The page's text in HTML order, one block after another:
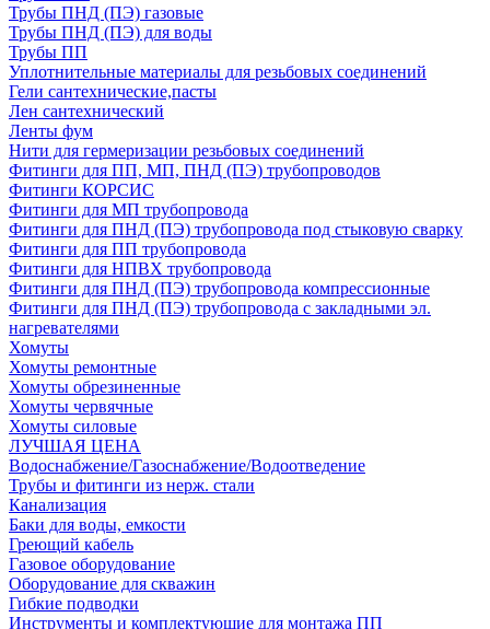
Трубы ПНД (ПЭ) газовые
Трубы ПНД (ПЭ) для воды
Трубы ПП
Уплотнительные материалы для резьбовых соединений
Гели сантехнические,пасты
Лен сантехнический
Ленты фум
Нити для гермеризации резьбовых соединений
Фитинги для ПП, МП, ПНД (ПЭ) трубопроводов
Фитинги КОРСИС
Фитинги для МП трубопровода
Фитинги для ПНД (ПЭ) трубопровода под стыковую сварку
Фитинги для ПП трубопровода
Фитинги для НПВХ трубопровода
Фитинги для ПНД (ПЭ) трубопровода компрессионные
Фитинги для ПНД (ПЭ) трубопровода с закладными эл.
нагревателями
Хомуты
Хомуты ремонтные
Хомуты обрезиненные
Хомуты червячные
Хомуты силовые
ЛУЧШАЯ ЦЕНА
Водоснабжение/Газоснабжение/Водоотведение
Трубы и фитинги из нерж. стали
Канализация
Баки для воды, емкости
Греющий кабель
Газовое оборудование
Оборудование для скважин
Гибкие подводки
Инструменты и комплектующие для монтажа ПП